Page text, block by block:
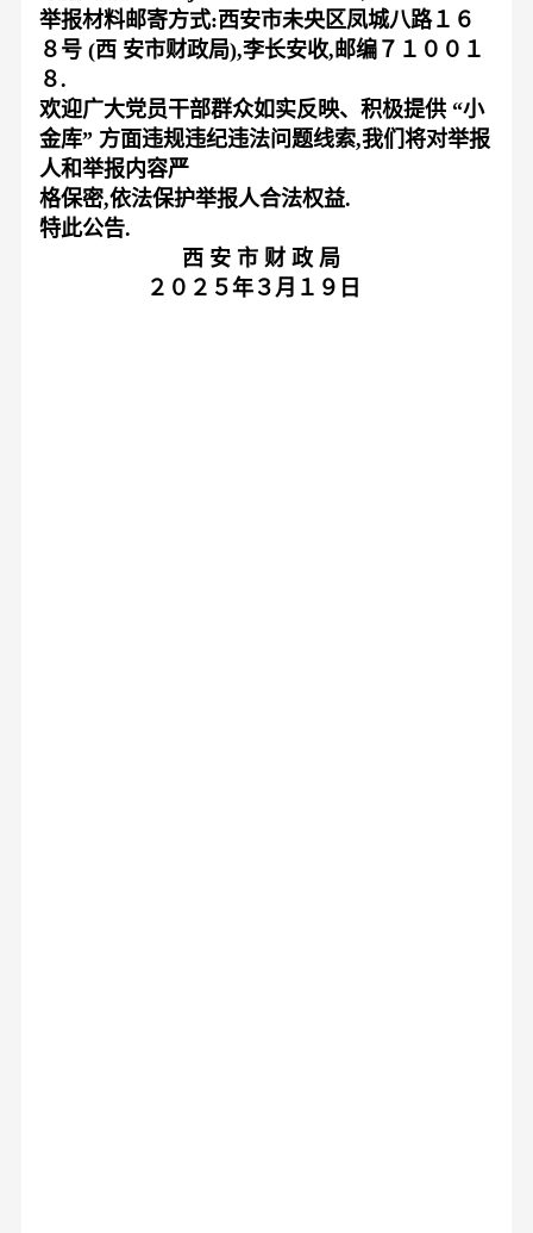
举报材料邮寄方式:西安市未央区凤城八路１６
８ 号 (西 安市财政局),李长安收, 邮编７１００１
８.
欢迎广大党员干部群众如实反映、 积极提供 “小
金库” 方面违规违纪违法问题线索,我们将对举报
人和举报内容严
格保密,依法保护举报人合法权益.
特此公告.
西 安 市 财 政 局
２０２５年３月 １９ 日